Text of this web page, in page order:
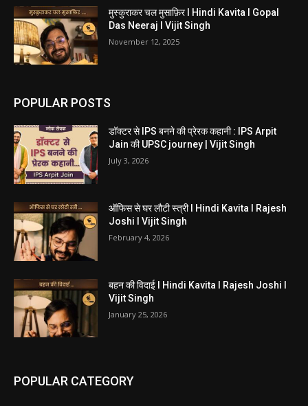
मुस्कुराकर चल मुसाफ़िर I Hindi Kavita I Gopal
Das Neeraj I Vijit Singh
November 12, 2025
POPULAR POSTS
डॉक्टर से IPS बनने की प्रेरक कहानी : IPS Arpit
Jain की UPSC journey | Vijit Singh
July 3, 2026
ऑफिस से घर लौटी स्त्री I Hindi Kavita I Rajesh
Joshi I Vijit Singh
February 4, 2026
बहन की विदाई I Hindi Kavita I Rajesh Joshi I
Vijit Singh
January 25, 2026
POPULAR CATEGORY